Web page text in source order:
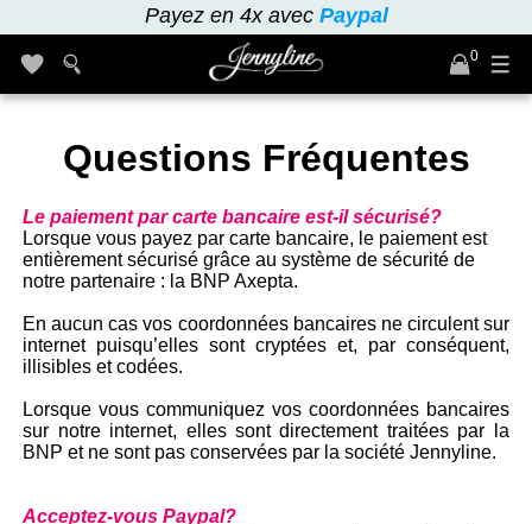
Payez en 4x avec Paypal
0
Questions Fréquentes
Le paiement par carte bancaire est-il sécurisé?
Lorsque vous payez par carte bancaire, le paiement est
entièrement sécurisé grâce au système de sécurité de
notre partenaire : la BNP Axepta.
En aucun cas vos coordonnées bancaires ne circulent sur
internet puisqu’elles sont cryptées et, par conséquent,
illisibles et codées.
Lorsque vous communiquez vos coordonnées bancaires
sur notre internet, elles sont directement traitées par la
BNP et ne sont pas conservées par la société Jennyline.
Acceptez-vous Paypal?